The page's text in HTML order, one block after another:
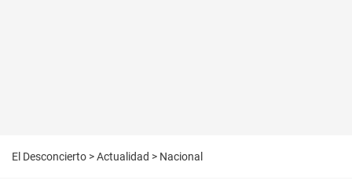
El Desconcierto >Actualidad > Nacional